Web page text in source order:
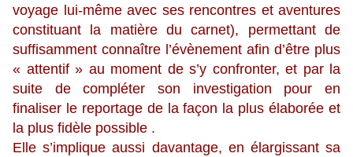
voyage lui-même avec ses rencontres et aventures
constituant la matière du carnet), permettant de
suffisamment connaître l’évènement afin d’être plus
« attentif » au moment de s’y confronter, et par la
suite de compléter son investigation pour en
finaliser le reportage de la façon la plus élaborée et
la plus fidèle possible .
Elle s’implique aussi davantage, en élargissant sa